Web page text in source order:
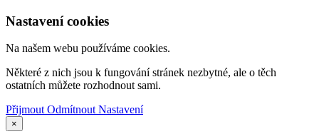
Nastavení cookies
Na našem webu používáme cookies.
Některé z nich jsou k fungování stránek nezbytné, ale o těch
ostatních můžete rozhodnout sami.
PřijmoutOdmítnoutNastavení
×